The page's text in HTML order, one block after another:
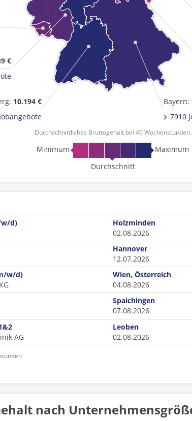
10.194 €
Bayern:
7910
€
Durchschnittliches Bruttogehalt bei 40 Wochenstunden.
Minimum
Maximum
Durchschnitt
w/d)
Holzminden
02.08.2026
Hannover
12.07.2026
w/d)
Wien, Österreich
04.08.2026
Spaichingen
07.08.2026
AG
Leoben
02.08.2026
nach